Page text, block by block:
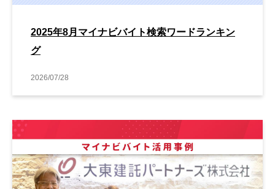
2025年8月マイナビバイト検索ワードランキン
グ
2026/07/28